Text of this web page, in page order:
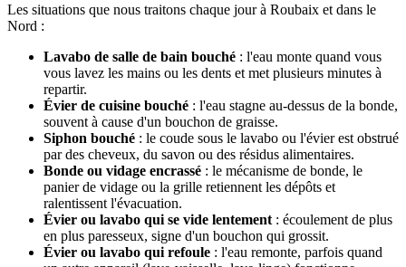
Les situations que nous traitons chaque jour à Roubaix et dans le
Nord :
Lavabo de salle de bain bouché : l'eau monte quand vous
vous lavez les mains ou les dents et met plusieurs minutes à
repartir.
Évier de cuisine bouché : l'eau stagne au-dessus de la bonde,
souvent à cause d'un bouchon de graisse.
Siphon bouché : le coude sous le lavabo ou l'évier est obstrué
par des cheveux, du savon ou des résidus alimentaires.
Bonde ou vidage encrassé : le mécanisme de bonde, le
panier de vidage ou la grille retiennent les dépôts et
ralentissent l'évacuation.
Évier ou lavabo qui se vide lentement : écoulement de plus
en plus paresseux, signe d'un bouchon qui grossit.
Évier ou lavabo qui refoule : l'eau remonte, parfois quand